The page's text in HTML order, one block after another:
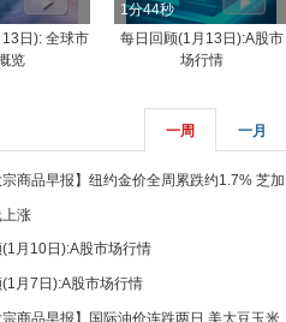
日): 全球市
览
1分44秒
每日回顾(1月13日):A股市
场行情
一周 一月
宗商品早报】纽约金价全周累跌约1.7% 芝加
涨
月10日):A股市场行情
月7日):A股市场行情
宗商品早报】国际油价连跌两日 美大豆玉米